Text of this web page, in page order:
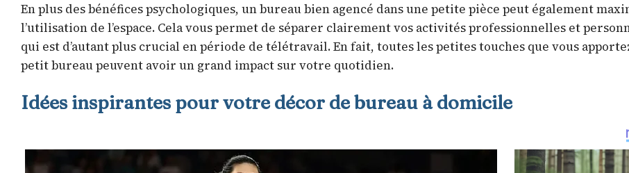
En plus des bénéfices psychologiques, un bureau bien agencé dans une petite pièce peut également
l’utilisation de l’espace. Cela vous permet de séparer clairement vos activités professionnelles et
qui est d’autant plus crucial en période de télétravail. En fait, toutes les petites touches que vous
petit bureau peuvent avoir un grand impact sur votre quotidien.
Idées inspirantes pour votre décor de bureau à domicile